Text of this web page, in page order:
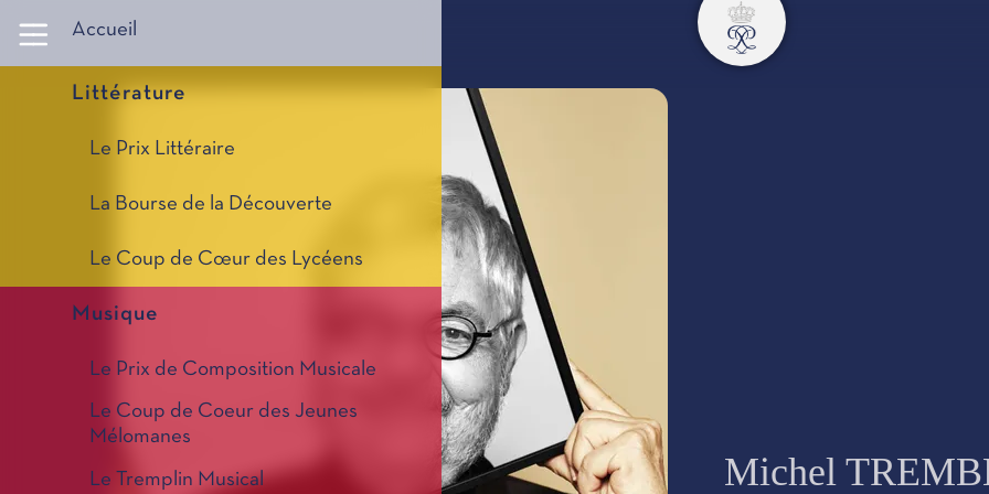
Accueil
Littérature
Le Prix Littéraire
La Bourse de la Découverte
Le Coup de Cœur des Lycéens
Musique
Le Prix de Composition Musicale
Le Coup de Coeur des Jeunes
Mélomanes
Le Tremplin Musical Michel